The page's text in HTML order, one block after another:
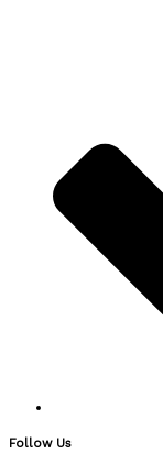
Follow Us